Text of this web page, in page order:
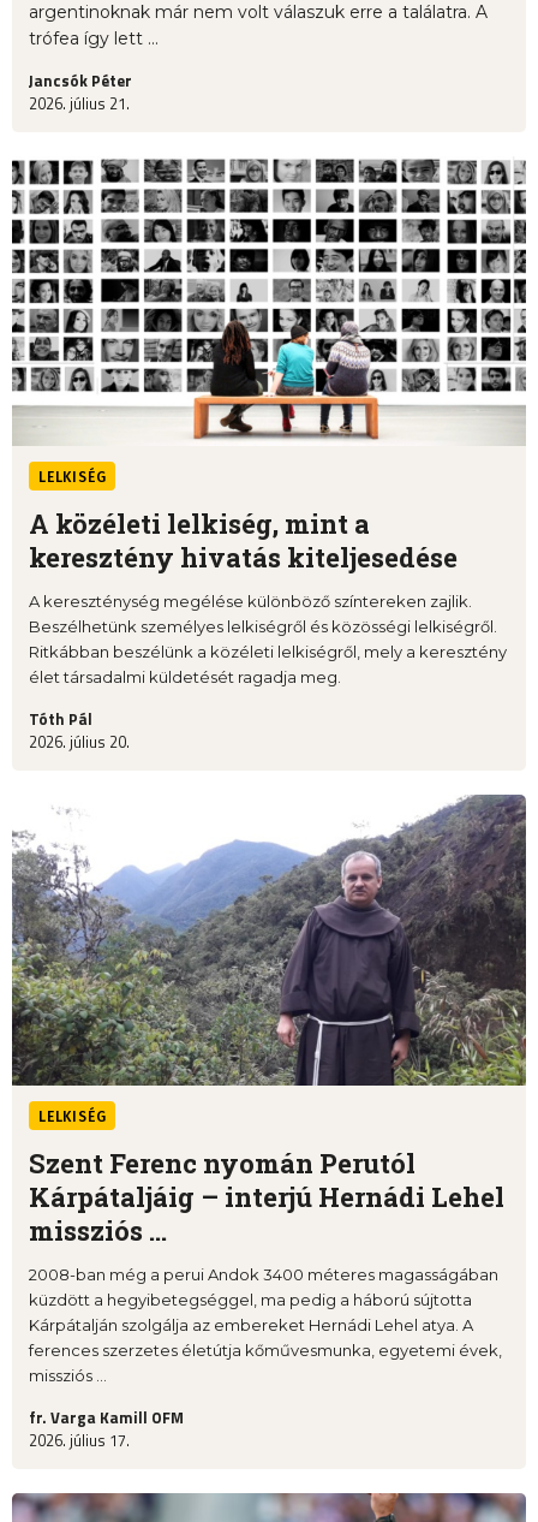
argentinoknak már nem volt válaszuk erre a találatra. A
trófea így lett ...
Jancsók Péter
2026. július 21.
LELKISÉG
A közéleti lelkiség, mint a
keresztény hivatás kiteljesedése
A kereszténység megélése különböző színtereken zajlik.
Beszélhetünk személyes lelkiségről és közösségi lelkiségről.
Ritkábban beszélünk a közéleti lelkiségről, mely a keresztény
élet társadalmi küldetését ragadja meg.
Tóth Pál
2026. július 20.
LELKISÉG
Szent Ferenc nyomán Perutól
Kárpátaljáig – interjú Hernádi Lehel
missziós ...
2008-ban még a perui Andok 3400 méteres magasságában
küzdött a hegyibetegséggel, ma pedig a háború sújtotta
Kárpátalján szolgálja az embereket Hernádi Lehel atya. A
ferences szerzetes életútja kőművesmunka, egyetemi évek,
missziós ...
fr. Varga Kamill OFM
2026. július 17.